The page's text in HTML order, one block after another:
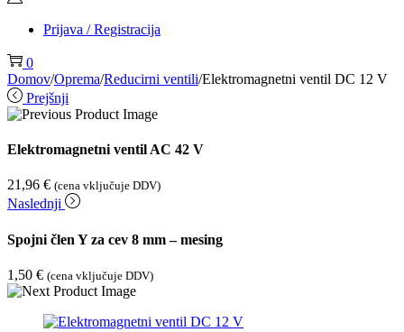
Prijava / Registracija
0
Domov/Oprema/Reducirni ventili/Elektromagnetni ventil DC 12 V
Prejšnji
Elektromagnetni ventil AC 42 V
21,96 € (cena vključuje DDV)
Naslednji
Spojni člen Y za cev 8 mm – mesing
1,50 € (cena vključuje DDV)